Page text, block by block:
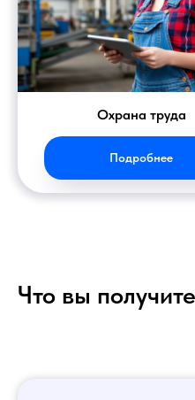
Охрана труда
Подробнее
Что вы